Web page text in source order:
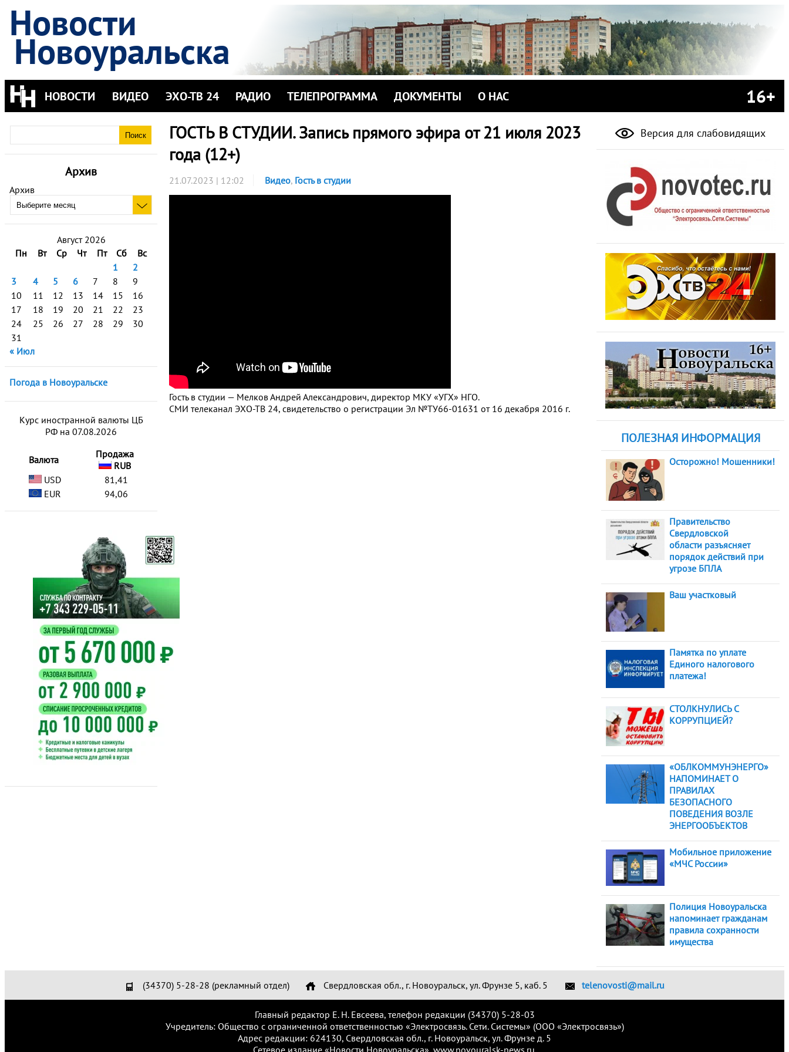
Новости
Новоуральска
НОВОСТИ ВИДЕО ЭХО-ТВ 24 РАДИО ТЕЛЕПРОГРАММА ДОКУМЕНТЫ О НАС 16+
Архив
Архив
Август 2026
Пн
Вт Ср Чт Пт Сб
Вс
1
2
3
4 5 6 7 8
9
10
11 12 13 14 15
16
17
18 19 20 21 22
23
24
25 26 27 28 29
30
31
« Июл
Погода в Новоуральске
Курс иностранной валюты ЦБ
РФ на 07.08.2026
Валюта
Продажа
RUB
USD
81,41
EUR
94,06
ГОСТЬ В СТУДИИ. Запись прямого эфира от 21 июля 2023
года (12+)
21.07.2023 | 12:02 Видео, Гость в студии
Гость в студии — Мелков Андрей Александрович, директор МКУ «УГХ» НГО.
СМИ телеканал ЭХО-ТВ 24, свидетельство о регистрации Эл №ТУ66-01631 от 16 декабря 2016 г.
Версия для слабовидящих
ПОЛЕЗНАЯ ИНФОРМАЦИЯ
Осторожно! Мошенники!
Правительство
Свердловской
области разъясняет
порядок действий при
угрозе БПЛА
Ваш участковый
Памятка по уплате
Единого налогового
платежа!
СТОЛКНУЛИСЬ С
КОРРУПЦИЕЙ?
«ОБЛКОММУНЭНЕРГО»
НАПОМИНАЕТ О
ПРАВИЛАХ
БЕЗОПАСНОГО
ПОВЕДЕНИЯ ВОЗЛЕ
ЭНЕРГООБЪЕКТОВ
Мобильное приложение
«МЧС России»
Полиция Новоуральска
напоминает гражданам
правила сохранности
имущества
(34370) 5-28-28 (рекламный отдел) Свердловская обл., г. Новоуральск, ул. Фрунзе 5, каб. 5 telenovosti@mail.ru
Главный редактор Е. Н. Евсеева, телефон редакции (34370) 5-28-03
Учредитель: Общество с ограниченной ответственностью «Электросвязь. Сети. Системы» (ООО «Электросвязь»)
Адрес редакции: 624130, Свердловская обл., г. Новоуральск, ул. Фрунзе д. 5